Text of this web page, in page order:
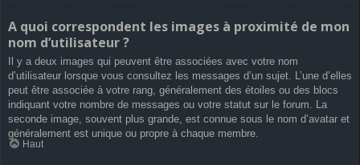
A quoi correspondent les images à proximité de mon
nom d’utilisateur ?
Il y a deux images qui peuvent être associées avec votre nom
d’utilisateur lorsque vous consultez les messages d’un sujet. L’une d’elles
peut être associée à votre rang, généralement des étoiles ou des blocs
indiquant votre nombre de messages ou votre statut sur le forum. La
seconde image, souvent plus grande, est connue sous le nom d’avatar et
généralement est unique ou propre à chaque membre.
Haut